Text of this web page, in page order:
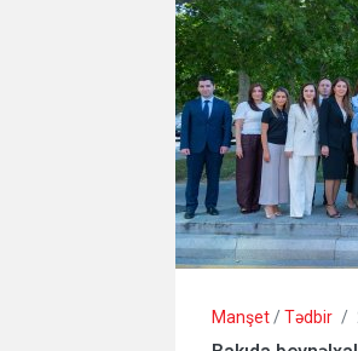
Manşet /Tədbir /